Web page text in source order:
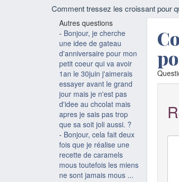
Comment tressez les croissant pour
Autres questions
- Bonjour, je cherche
une idee de gateau
d'anniversaire pour mon
petit coeur qui va avoir
1an le 30juin j'aimerais
essayer avant le grand
jour mais je n'est pas
d'idee au chcolat mais
apres je sais pas trop
que sa soit joli aussi. ?
- Bonjour, cela fait deux
fois que je réalise une
recette de caramels
mous toutefois les miens
ne sont jamais mous ...